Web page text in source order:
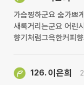
가슴찡하군요 숨가쁘
새록거리는군요 어린
향기처럼그윽한커피
126. 이은희